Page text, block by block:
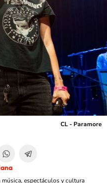
CL - Paramore
música, espectáculos y cultura